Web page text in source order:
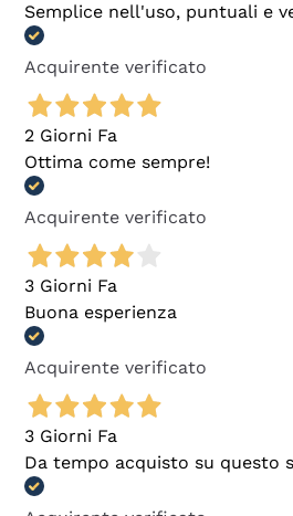
Semplice nell'uso, puntuali e
Acquirente verificato
2 Giorni Fa
Ottima come sempre!
Acquirente verificato
3 Giorni Fa
Buona esperienza
Acquirente verificato
3 Giorni Fa
Da tempo acquisto su questo